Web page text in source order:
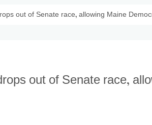
out of Senate race, allowing Maine
out of Senate race,